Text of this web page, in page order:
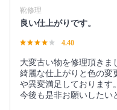
靴修理
良い仕上がりです。
4.40
大変古い物を修理頂きま
綺麗な仕上がりと色の変
や異変満足しております。
今後も是非お願いしたい